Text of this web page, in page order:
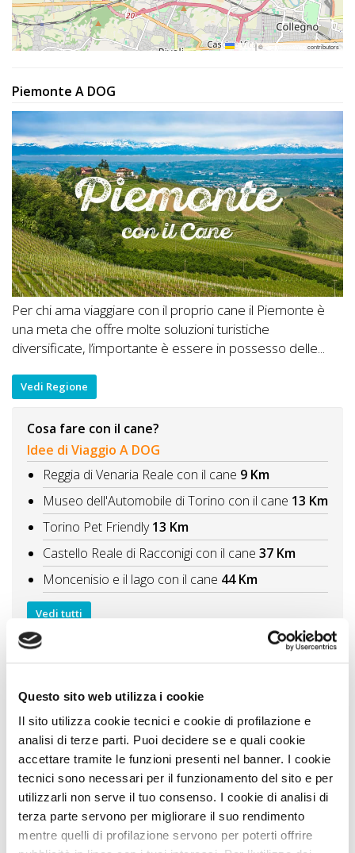
Questo sito web utilizza i cookie
Il sito utilizza cookie tecnici e cookie di profilazione e
analisi di terze parti. Puoi decidere se e quali cookie
accettare tramite le funzioni presenti nel banner. I cookie
tecnici sono necessari per il funzionamento del sito e per
utilizzarli non serve il tuo consenso. I cookie di analisi di
terza parte servono per migliorare il suo rendimento
mentre quelli di profilazione servono per poterti offrire
Registrati
Leaflet|©OpenStreetMap contributors
Piemonte A DOG
Per chi ama viaggiare con il proprio cane il Piemonte è
una meta che offre molte soluzioni turistiche
diversificate, l’importante è essere in possesso delle...
Vedi Regione
Cosa fare con il cane?
Idee di Viaggio A DOG
Reggia di Venaria Reale con il cane 9 Km
Museo dell'Automobile di Torino con il cane 13 Km
Torino Pet Friendly 13 Km
Castello Reale di Racconigi con il cane 37 Km
Moncenisio e il lago con il cane 44 Km
Vedi tutti
Itinerari A DOG
Langhe piemontesi59 Km
In giro per le valli con il cane Immersione nella
natura incontaminata valdostana
68 Km
Val d'Aosta I castelli più belli da visitare73 Km
Vedi tutti
Zampa Vacanza Consiglia